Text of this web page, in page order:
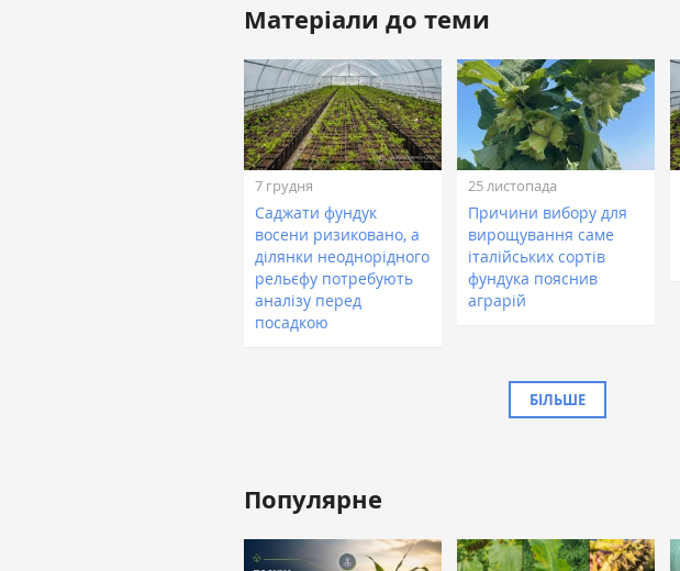
Матеріали до теми
7 грудня
Саджати фундук
восени ризиковано, а
ділянки неоднорідного
рельєфу потребують
аналізу перед
посадкою
25 листопада
Причини вибору для
вирощування саме
італійських сортів
фундука пояснив
аграрій
БІЛЬШЕ
Популярне